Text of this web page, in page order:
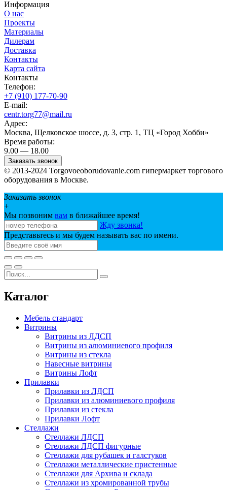
Информация
О нас
Проекты
Материалы
Дилерам
Доставка
Контакты
Карта сайта
Контакты
Телефон:
+7 (910) 177-70-90
E-mail:
centr.torg77@mail.ru
Адрес:
Москва, Щелковское шоссе, д. 3, стр. 1, ТЦ «Город Хобби»
Время работы:
9.00 — 18.00
Заказать звонок
© 2013-2024 Torgovoeoborudovanie.com гипермаркет торгового
оборудования в Москве.
Заказать звонок
+
Мы позвоним вам в ближайшее время!
Жду звонка!
Представьтесь и мы будем называть вас по имени.
Каталог
Мебель стандарт
Витрины
Витрины из ЛДСП
Витрины из алюминиевого профиля
Витрины из стекла
Навесные витрины
Витрины Лофт
Прилавки
Прилавки из ЛДСП
Прилавки из алюминиевого профиля
Прилавки из стекла
Прилавки Лофт
Стеллажи
Стеллажи ЛДСП
Стеллажи ЛДСП фигурные
Стеллажи для рубашек и галстуков
Стеллажи металлические пристенные
Стеллажи для Архива и склада
Стеллажи из хромированной трубы